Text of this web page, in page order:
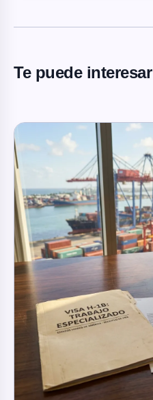
Te puede interesar